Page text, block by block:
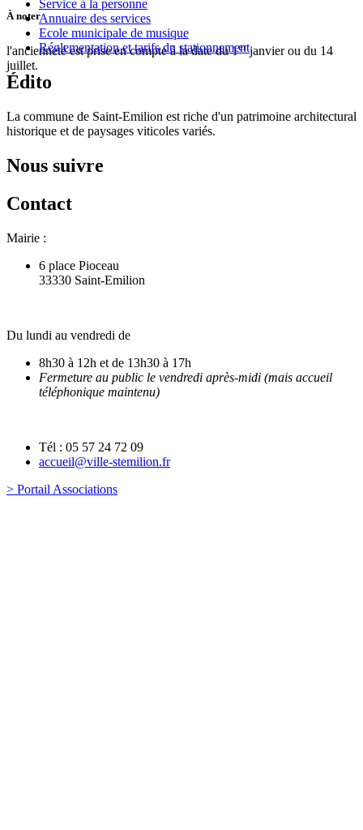
À noter
l'ancienneté est prise en compte à la date du 1erjanvier ou du 14
juillet.
Service à la personne
Annuaire des services
Ecole municipale de musique
Réglementation et tarifs du stationnement
Édito
La commune de Saint-Emilion est riche d'un patrimoine architectural
historique et de paysages viticoles variés.
Nous suivre
Contact
Mairie :
6 place Pioceau
33330 Saint-Emilion
Du lundi au vendredi de
8h30 à 12h et de 13h30 à 17h
Fermeture au public le vendredi après-midi (mais accueil
téléphonique maintenu)
Tél : 05 57 24 72 09
accueil@ville-stemilion.fr
> Portail Associations